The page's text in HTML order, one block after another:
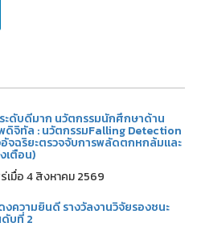
ะดับดีมาก นวัตกรรมนักศึกษาด้าน
ดิจิทัล : นวัตกรรมFalling Detection
จฉริยะตรวจจับการพลัดตกหกล้มและ
เตือน)
เมื่อ 4 สิงหาคม 2569
ความยินดี รางวัลงานวิจัยรองชนะ
บที่ 2